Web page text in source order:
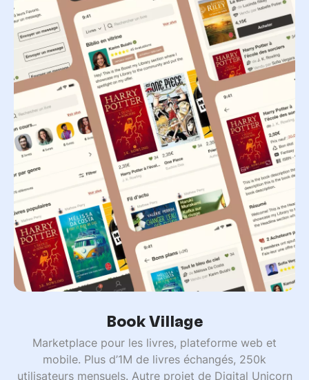
Book Village
Marketplace pour les livres, plateforme web et
mobile. Plus d’1M de livres échangés, 250k
utilisateurs mensuels. Autre projet de Digital Unicorn